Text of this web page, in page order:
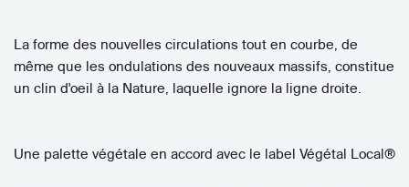
La forme des nouvelles circulations tout en courbe, de
même que les ondulations des nouveaux massifs, constitue
un clin d'oeil à la Nature, laquelle ignore la ligne droite.
Une palette végétale en accord avec le label Végétal Local®